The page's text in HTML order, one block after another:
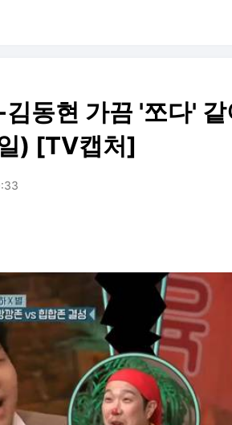
동현 가끔 '쪼다'
) [TV캡처]